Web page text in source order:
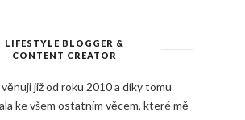
LIFESTYLE BLOGGER &
CONTENT CREATOR
již od roku 2010 a díky tomu
ke všem ostatním věcem, které mě